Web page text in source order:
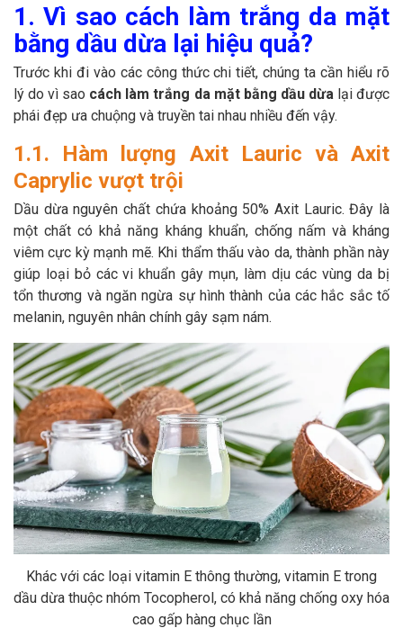
1. Vì sao cách làm trắng da mặt
bằng dầu dừa lại hiệu quả?
Trước khi đi vào các công thức chi tiết, chúng ta cần hiểu rõ
lý do vì sao cách làm trắng da mặt bằng dầu dừa lại được
phái đẹp ưa chuộng và truyền tai nhau nhiều đến vậy.
1.1. Hàm lượng Axit Lauric và Axit
Caprylic vượt trội
Dầu dừa nguyên chất chứa khoảng 50% Axit Lauric. Đây là
một chất có khả năng kháng khuẩn, chống nấm và kháng
viêm cực kỳ mạnh mẽ. Khi thẩm thấu vào da, thành phần này
giúp loại bỏ các vi khuẩn gây mụn, làm dịu các vùng da bị
tổn thương và ngăn ngừa sự hình thành của các hắc sắc tố
melanin, nguyên nhân chính gây sạm nám.
Khác với các loại vitamin E thông thường, vitamin E trong
dầu dừa thuộc nhóm Tocopherol, có khả năng chống oxy hóa
cao gấp hàng chục lần